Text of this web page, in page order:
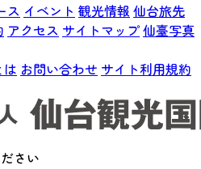
ス イベント 観光情報 仙台旅先
アクセス サイトマップ仙臺写真
お問い合わせ サイト利用規約
さい